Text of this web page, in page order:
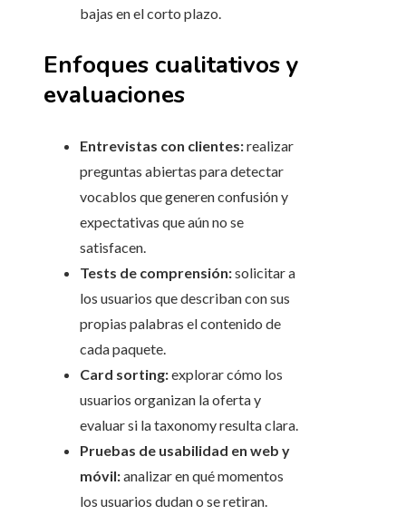
bajas en el corto plazo.
Enfoques cualitativos y
evaluaciones
Entrevistas con clientes:realizar
preguntas abiertas para detectar
vocablos que generen confusión y
expectativas que aún no se
satisfacen.
Tests de comprensión:solicitar a
los usuarios que describan con sus
propias palabras el contenido de
cada paquete.
Card sorting:explorar cómo los
usuarios organizan la oferta y
evaluar si la taxonomy resulta clara.
Pruebas de usabilidad en web y
móvil:analizar en qué momentos
los usuarios dudan o se retiran.